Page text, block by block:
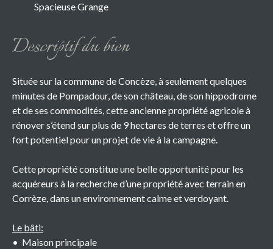
Spacieuse Grange
Descriptif du bien
Située sur la commune de Concèze, à seulement quelques
minutes de Pompadour, de son château, de son hippodrome
et de ses commodités, cette ancienne propriété agricole à
rénover s’étend sur plus de 9 hectares de terres et offre un
fort potentiel pour un projet de vie à la campagne.
Cette propriété constitue une belle opportunité pour les
acquéreurs à la recherche d’une propriété avec terrain en
Corrèze, dans un environnement calme et verdoyant.
Le bâti:
Maison principale